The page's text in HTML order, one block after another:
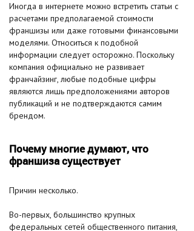
Иногда в интернете можно встретить статьи с
расчетами предполагаемой стоимости
франшизы или даже готовыми финансовыми
моделями. Относиться к подобной
информации следует осторожно. Поскольку
компания официально не развивает
франчайзинг, любые подобные цифры
являются лишь предположениями авторов
публикаций и не подтверждаются самим
брендом.
Почему многие думают, что
франшиза существует
Причин несколько.
Во-первых, большинство крупных
федеральных сетей общественного питания,